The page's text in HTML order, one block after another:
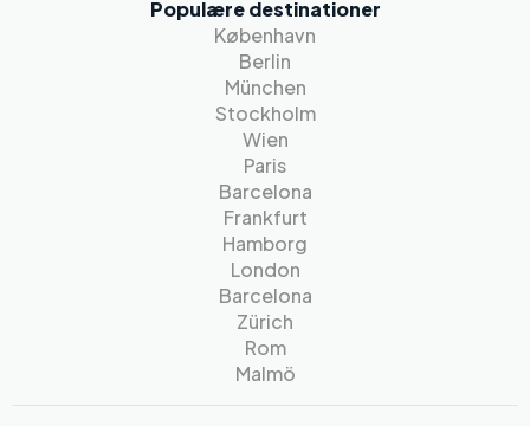
Populære destinationer
København
Berlin
München
Stockholm
Wien
Paris
Barcelona
Frankfurt
Hamborg
London
Barcelona
Zürich
Rom
Malmö